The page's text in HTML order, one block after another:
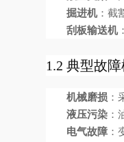
掘进机：截
刮板输送机
1.2 典型故
机械磨损 ：
液压污染 ：
电气故障 ：